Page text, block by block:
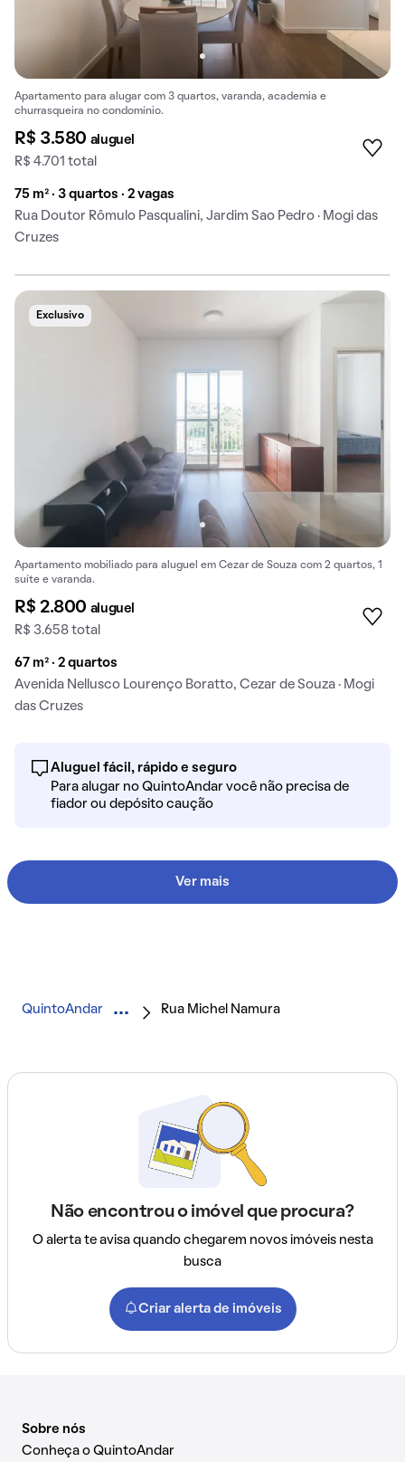
Apartamento para alugar com 3 quartos, varanda, academia e
churrasqueira no condomínio.
R$ 3.580 aluguel
R$ 4.701 total
75 m² · 3 quartos · 2 vagas
Rua Doutor Rômulo Pasqualini, Jardim Sao Pedro · Mogi das
Cruzes
Exclusivo
Apartamento mobiliado para aluguel em Cezar de Souza com 2 quartos, 1
suíte e varanda.
R$ 2.800 aluguel
R$ 3.658 total
67 m² · 2 quartos
Avenida Nellusco Lourenço Boratto, Cezar de Souza · Mogi
das Cruzes
Aluguel fácil, rápido e seguro
Para alugar no QuintoAndar você não precisa de
fiador ou depósito caução
Ver mais
QuintoAndar Rua Michel Namura
Não encontrou o imóvel que procura?
O alerta te avisa quando chegarem novos imóveis nesta
busca
Criar alerta de imóveis
Sobre nós
Conheça o QuintoAndar